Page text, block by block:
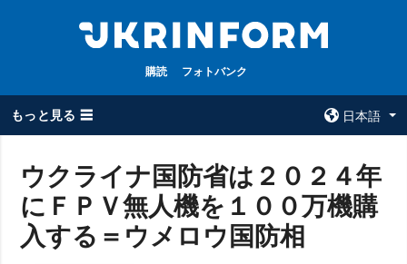
購読 フォトバンク
もっと見る ☰
日本語
全てのトピック
戦争
ウクルインフォ
ルム
ウクルインフォル
ウクライナ国防省は２０２４年
にＦＰＶ無人機を１００万機購
入する＝ウメロウ国防相